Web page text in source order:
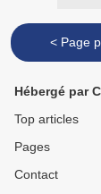
< Page
Hébergé par
Top articles
Pages
Contact